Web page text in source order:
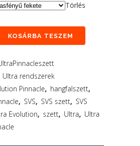
Törlés
KOSÁRBA TESZEM
Ultra rendszerek
Pinnacle, hangfalszett,
, SVS, SVS szett, SVS
Evolution, szett, Ultra, Ultra